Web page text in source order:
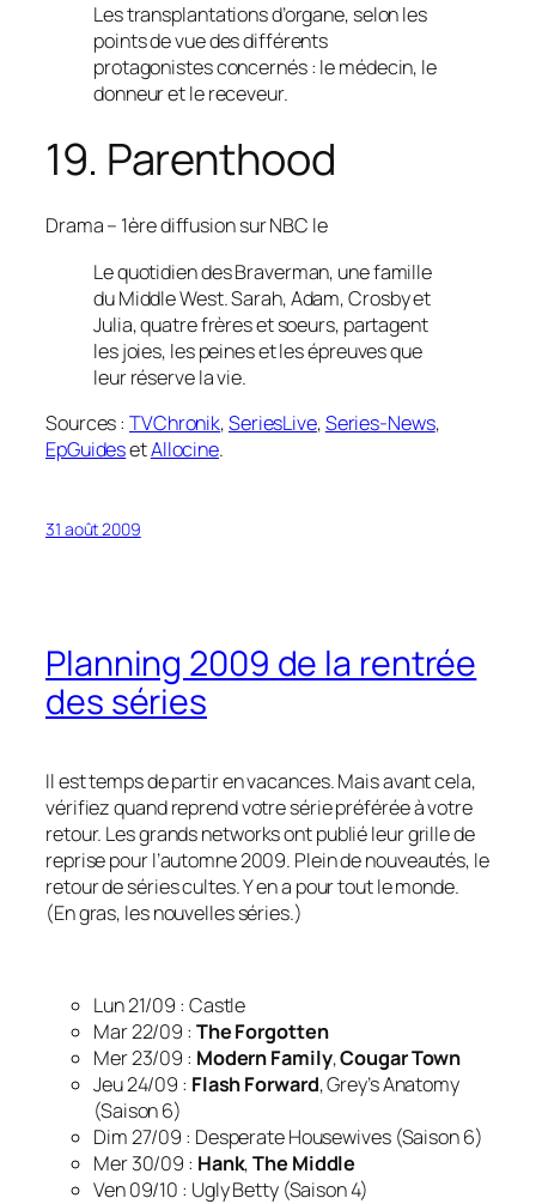
Les transplantations d’organe, selon les
points de vue des différents
protagonistes concernés : le médecin, le
donneur et le receveur.
19. Parenthood
Drama– 1ère diffusion sur NBC le
Le quotidien des Braverman, une famille
du Middle West. Sarah, Adam, Crosby et
Julia, quatre frères et soeurs, partagent
les joies, les peines et les épreuves que
leur réserve la vie.
Sources :TVChronik,SeriesLive,Series-News,
EpGuidesetAllocine.
31 août 2009
Planning 2009 de la rentrée
des séries
Il est temps de partir en vacances. Mais avant cela,
vérifiez quand reprend votre série préférée à votre
retour. Les grandsnetworksont publié leur grille de
reprise pour l’automne 2009. Plein de nouveautés, le
retour de séries cultes. Y en a pour tout le monde.
(En gras, les nouvelles séries.)
Lun 21/09 : Castle
Mar 22/09 : The Forgotten
Mer 23/09 : Modern Family,Cougar Town
Jeu 24/09 : Flash Forward, Grey’s Anatomy
(Saison 6)
Dim 27/09 : Desperate Housewives (Saison 6)
Mer 30/09 : Hank,The Middle
Ven 09/10 : Ugly Betty (Saison 4)